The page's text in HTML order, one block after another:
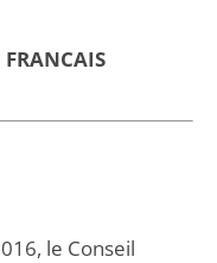
le Conseil